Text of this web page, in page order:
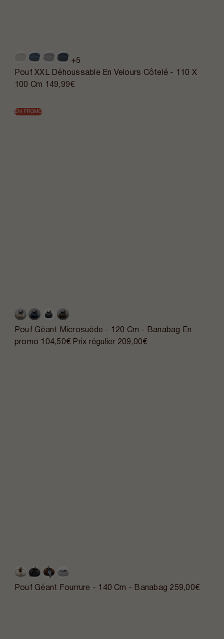
+5
Pouf XXL Déhoussable En Velours Côtelé - 110 X
100 Cm 149,99€
EN PROMO
Pouf Géant Microsuède - 120 Cm - Banabag
En
promo
104,50€ Prix régulier 209,00€
Pouf Géant Fourrure - 140 Cm - Banabag 259,00€